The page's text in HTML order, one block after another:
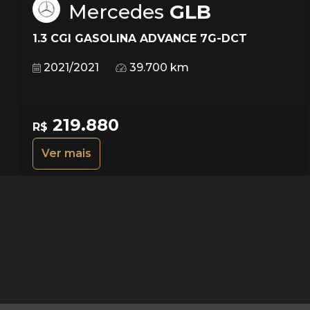
Mercedes GLB
1.3 CGI GASOLINA ADVANCE 7G-DCT
2021/2021 39.700 km
R$ 219.880
Ver mais